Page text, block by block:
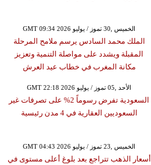
GMT 09:34 2026 الخميس ,30 تموز / يوليو
الملك محمد السادس يرسم ملامح المرحلة
المقبلة ويشدد على مواصلة التنمية وتعزيز
مكانة المغرب في خطاب عيد العرش
GMT 22:18 2026 الأحد ,05 تموز / يوليو
السعودية تفرض رسوماً 2% على تصرفات غير
السعوديين العقارية في 4 مدن رئيسية
GMT 04:43 2026 الخميس ,23 تموز / يوليو
أسعار الذهب تتراجع بعد بلوغ أعلى مستوى في